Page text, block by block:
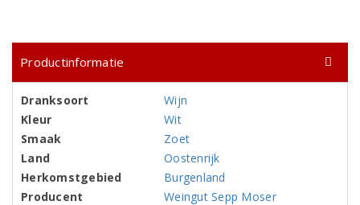
Productinformatie
Dranksoort
Wijn
Kleur
Wit
Smaak
Zoet
Land
Oostenrijk
Herkomstgebied
Burgenland
Producent
Weingut Sepp Moser